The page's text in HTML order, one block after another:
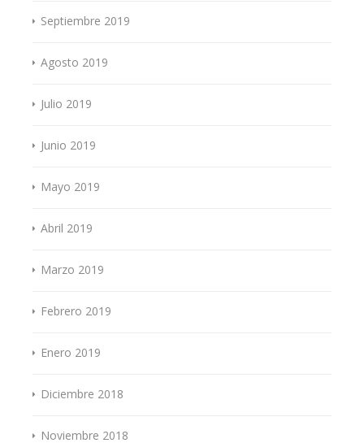
Septiembre 2019
Agosto 2019
Julio 2019
Junio 2019
Mayo 2019
Abril 2019
Marzo 2019
Febrero 2019
Enero 2019
Diciembre 2018
Noviembre 2018